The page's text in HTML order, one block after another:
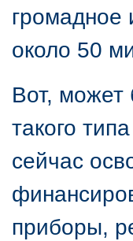
громадное
около 50
Вот, может
такого
сейчас
приборы,